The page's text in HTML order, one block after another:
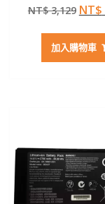
4.50
滿分 5
NT$3,129 原
價
格：
NT$
加入購物車